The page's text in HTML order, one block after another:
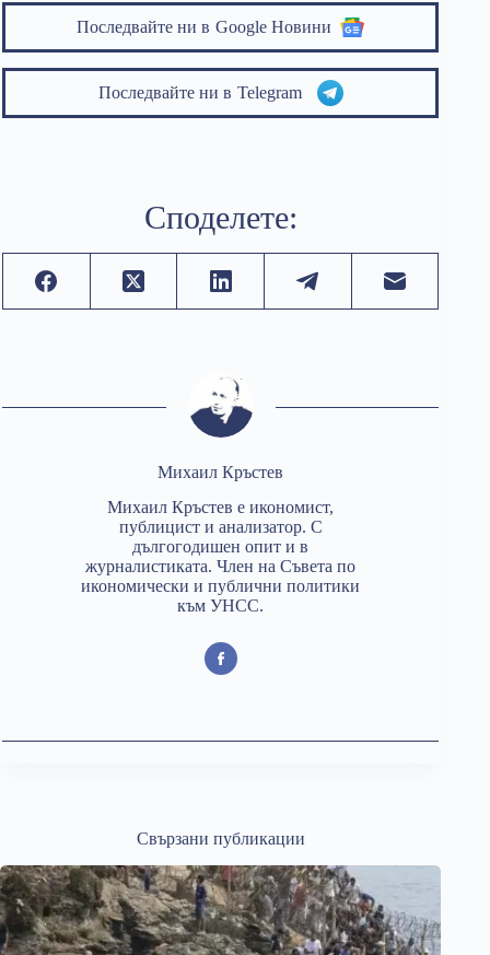
Последвайте ни в Google Новини
Последвайте ни в Telegram
Споделете:
Михаил Кръстев
Михаил Кръстев е икономист,
публицист и анализатор. С
дългогодишен опит и в
журналистиката. Член на Съвета по
икономически и публични политики
към УНСС.
Свързани публикации